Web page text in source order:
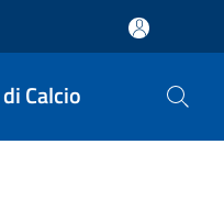
Calcio